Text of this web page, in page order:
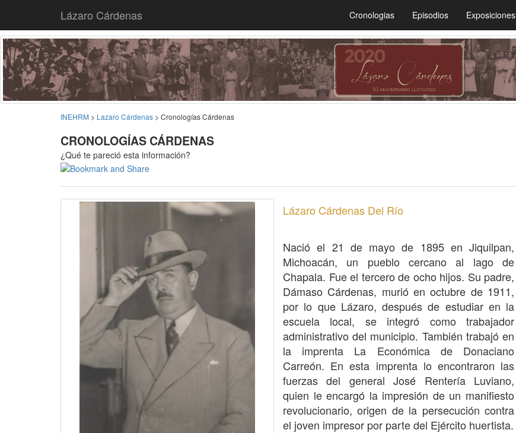
Lázaro Cárdenas Cronologias Episodios Exposiciones
INEHRM > Lazaro Cárdenas > Cronologías Cárdenas
CRONOLOGÍAS CÁRDENAS
¿Qué te pareció esta información?
Lázaro Cárdenas Del Río
Nació el 21 de mayo de 1895 en Jiquilpan,
Michoacán, un pueblo cercano al lago de
Chapala. Fue el tercero de ocho hijos. Su padre,
Dámaso Cárdenas, murió en octubre de 1911,
por lo que Lázaro, después de estudiar en la
escuela local, se integró como trabajador
administrativo del municipio. También trabajó en
la imprenta La Económica de Donaciano
Carreón. En esta imprenta lo encontraron las
fuerzas del general José Rentería Luviano,
quien le encargó la impresión de un manifiesto
revolucionario, origen de la persecución contra
el joven impresor por parte del Ejército huertista.